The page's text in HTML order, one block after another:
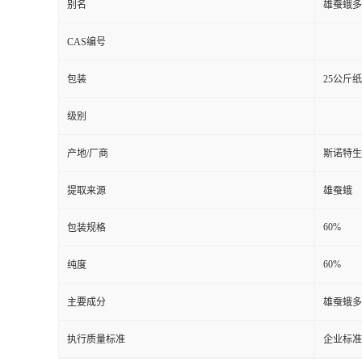
别名 雄蚕蛾
CAS编号
包装 25公斤
级别
产地/厂商 斯诺特
提取来源 雄蚕蛾
包装规格 60%
纯度 60%
主要成分 雄蚕蛾
执行质量标准 企业标准